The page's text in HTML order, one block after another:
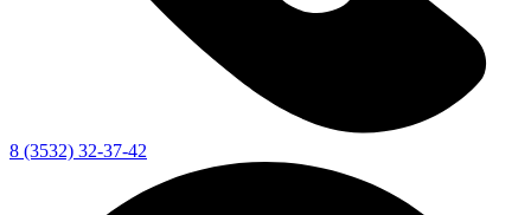
8 (3532) 32-37-42